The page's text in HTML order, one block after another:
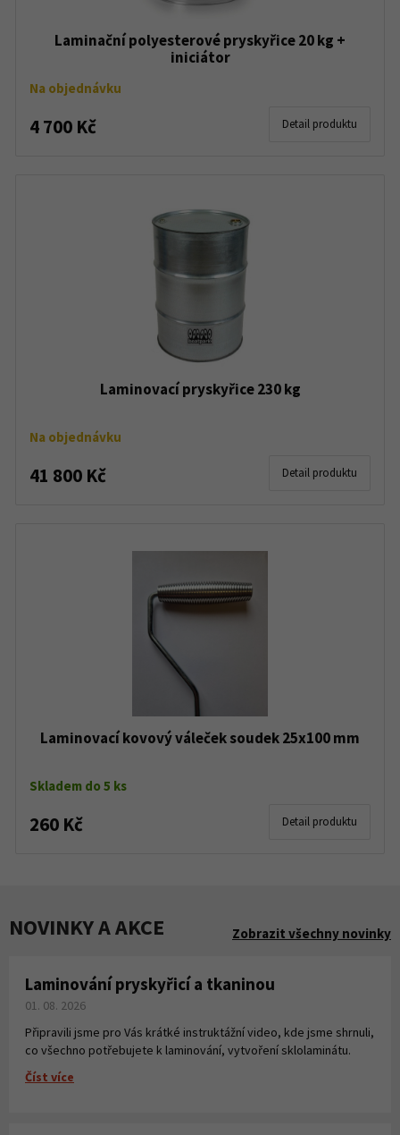
Laminační polyesterové pryskyřice 20 kg +
iniciátor
Na objednávku
4 700 Kč Detail produktu
Laminovací pryskyřice 230 kg
Na objednávku
41 800 Kč Detail produktu
Laminovací kovový váleček soudek 25x100 mm
Skladem do 5 ks
260 Kč Detail produktu
NOVINKY A AKCE Zobrazit všechny novinky
Laminování pryskyřicí a tkaninou
01. 08. 2026
Připravili jsme pro Vás krátké instruktážní video, kde jsme shrnuli,
co všechno potřebujete k laminování, vytvoření sklolaminátu.
Číst více